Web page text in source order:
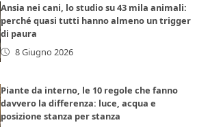
Ansia nei cani, lo studio su 43 mila animali:
perché quasi tutti hanno almeno un trigger
di paura
8 Giugno 2026
Piante da interno, le 10 regole che fanno
davvero la differenza: luce, acqua e
posizione stanza per stanza